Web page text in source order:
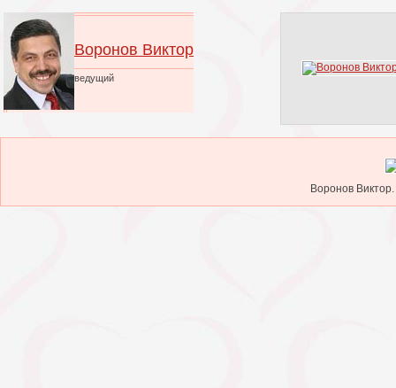
Воронов Виктор
ведущий
Воронов